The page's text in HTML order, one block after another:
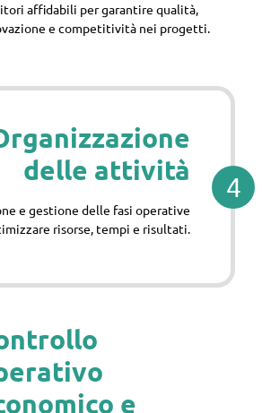
affidabili per garantire qualità,
e competitività nei progetti.
4
delle attività
e gestione delle fasi operative
risorse, tempi e risultati.
e